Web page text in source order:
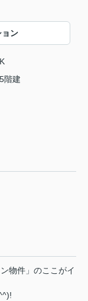
ョン
階建
物件」のここがイ